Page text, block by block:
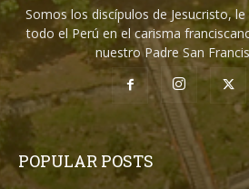
Somos los discípulos de Jesucristo,
todo el Perú en el carisma
nuestro Padre San
POPULAR POSTS